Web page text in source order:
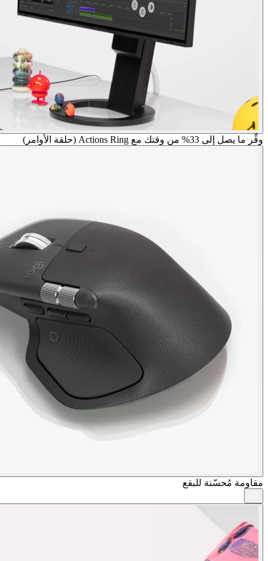
وفِّر ما يصل إلى 33% من وقتك مع Actions Ring (حلقة الأوامر)
مقاومة مُحسّنة للبقع